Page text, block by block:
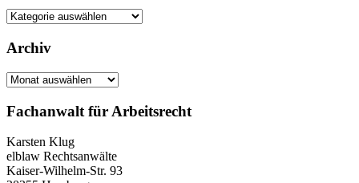
Kathegorien
Archiv
Archiv
Fachanwalt für Arbeitsrecht
Karsten Klug
elblaw Rechtsanwälte
Kaiser-Wilhelm-Str. 93